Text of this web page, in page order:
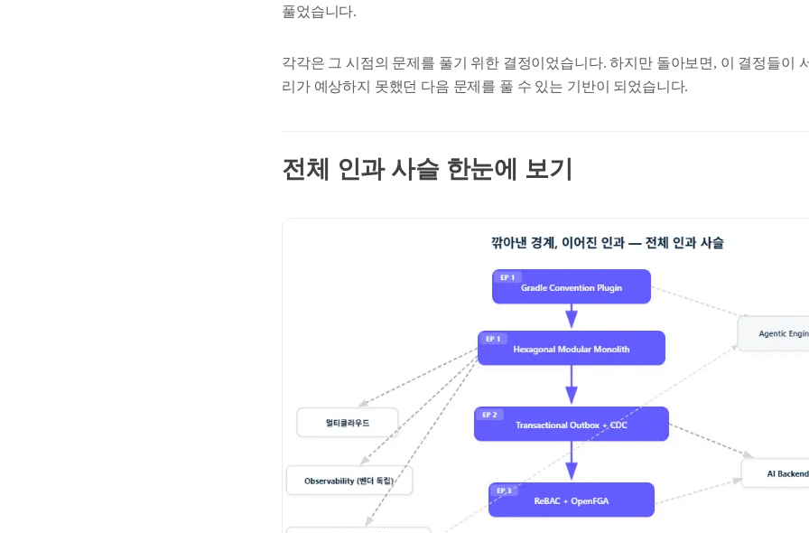
풀었습니다.
각각은 그 시점의 문제를 풀기 위한 결정이었습니다. 하지만 돌아보면, 이 결정들이
리가 예상하지 못했던 다음 문제를 풀 수 있는 기반이 되었습니다.
전체 인과 사슬 한눈에 보기